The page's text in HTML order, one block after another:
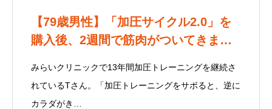
【79歳男性】「加圧サイクル2.0」を
購入後、2週間で筋肉がついてきま…
みらいクリニックで13年間加圧トレーニングを継続さ
れているTさん。「加圧トレーニングをサボると、逆に
カラダがき…